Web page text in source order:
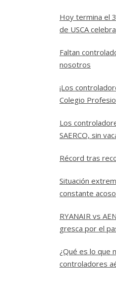
Hoy termina el
de USCA
Faltan
nosotros
¡Los
Colegio
Los
SAERCO, sin
Récord tras
Situación
constante acoso
RYANAIR vs
gresca por el
¿Qué es lo que
controladores